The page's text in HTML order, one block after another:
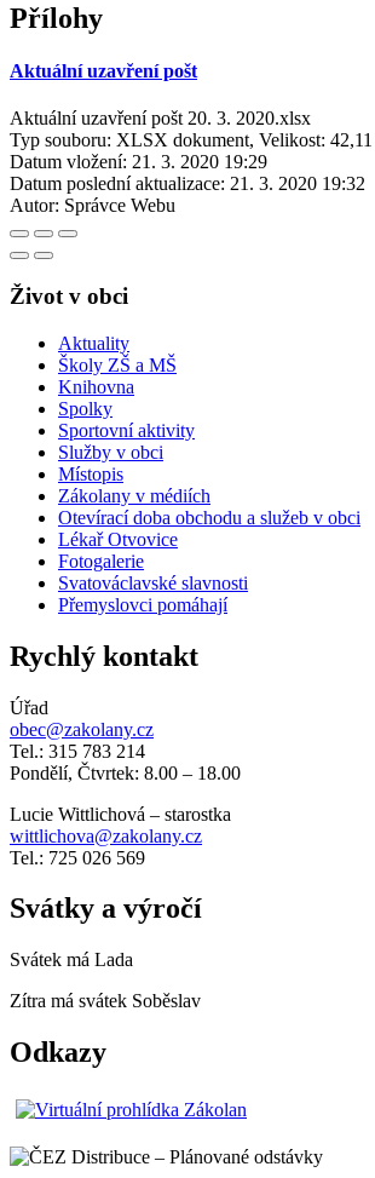
Přílohy
Aktuální uzavření pošt
Aktuální uzavření pošt 20. 3. 2020.xlsx
Typ souboru: XLSX dokument, Velikost:
Datum vložení: 21. 3. 2020 19:29
Datum poslední aktualizace: 21. 3. 2020 19:32
Autor: Správce Webu
Život v obci
Aktuality
Školy ZŠ a MŠ
Knihovna
Spolky
Sportovní aktivity
Služby v obci
Místopis
Zákolany v médiích
Otevírací doba obchodu a služeb v obci
Lékař Otvovice
Fotogalerie
Svatováclavské slavnosti
Přemyslovci pomáhají
Rychlý kontakt
Úřad
obec@zakolany.cz
Tel.: 315 783 214
Pondělí, Čtvrtek: 8.00 – 18.00
Lucie Wittlichová – starostka
wittlichova@zakolany.cz
Tel.: 725 026 569
Svátky a výročí
Svátek má Lada
Zítra má svátek Soběslav
Odkazy